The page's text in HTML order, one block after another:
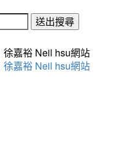
送出搜尋
嘉裕 Neil hsu網站
嘉裕 Neil hsu網站